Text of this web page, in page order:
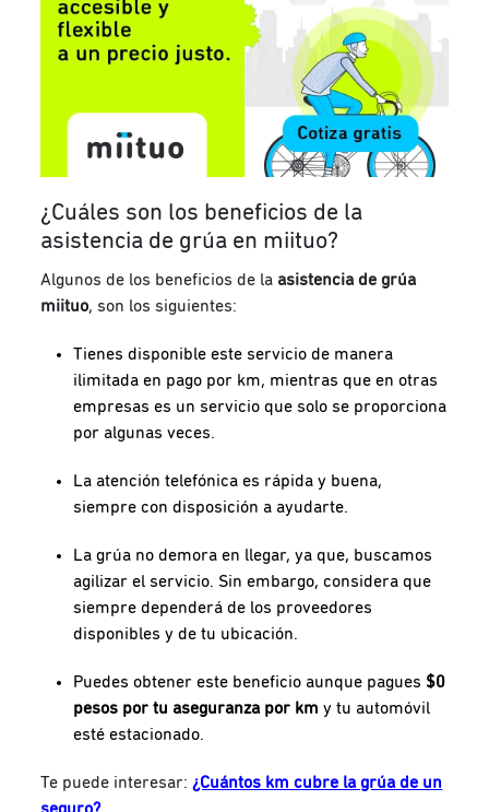
¿Cuáles son los beneficios de la
asistencia de grúa en miituo?
Algunos de los beneficios de la asistencia de grúa
miituo, son los siguientes:
Tienes disponible este servicio de manera
ilimitada en pago por km, mientras que en otras
empresas es un servicio que solo se proporciona
por algunas veces.
La atención telefónica es rápida y buena,
siempre con disposición a ayudarte.
La grúa no demora en llegar, ya que, buscamos
agilizar el servicio. Sin embargo, considera que
siempre dependerá de los proveedores
disponibles y de tu ubicación.
Puedes obtener este beneficio aunque pagues $0
pesos por tu aseguranza por km y tu automóvil
esté estacionado.
Te puede interesar: ¿Cuántos km cubre la grúa de un